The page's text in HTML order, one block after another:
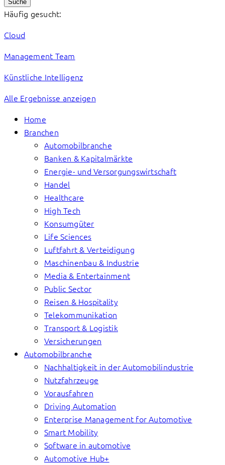
Suche
Häufig gesucht:
Cloud
Management Team
Künstliche Intelligenz
Alle Ergebnisse anzeigen
Home
Branchen
Automobilbranche
Banken & Kapitalmärkte
Energie- und Versorgungswirtschaft
Handel
Healthcare
High Tech
Konsumgüter
Life Sciences
Luftfahrt & Verteidigung
Maschinenbau & Industrie
Media & Entertainment
Public Sector
Reisen & Hospitality
Telekommunikation
Transport & Logistik
Versicherungen
Automobilbranche
Nachhaltigkeit in der Automobilindustrie
Nutzfahrzeuge
Vorausfahren
Driving Automation
Enterprise Management for Automotive
Smart Mobility
Software in automotive
Automotive Hub+